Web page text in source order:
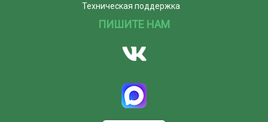
Техническая поддержка
ПИШИТЕ НАМ